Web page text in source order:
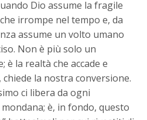
Dio assume la fragile
irrompe nel tempo e, da
assume un volto umano
Non è più solo un
è la realtà che accade e
chiede la nostra conversione.
ci libera da ogni
è, in fondo, questo